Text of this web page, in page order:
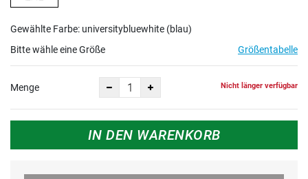
Gewählte Farbe: universitybluewhite (blau)
Bitte wähle eine Größe
Größentabelle
Menge Nicht länger verfügbar
IN DEN WARENKORB